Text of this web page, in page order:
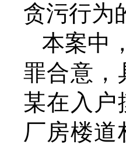
贪污行为
本案中
罪合意，
某在入户
厂房楼道